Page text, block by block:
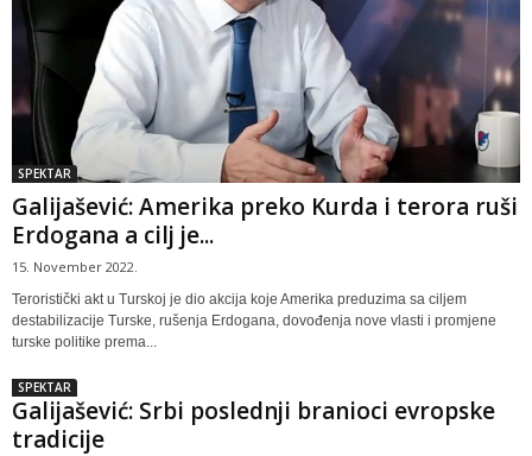
SPEKTAR
Galijašević: Amerika preko Kurda i terora ruši
Erdogana a cilj je...
15. November 2022.
Teroristički akt u Turskoj je dio akcija koje Amerika preduzima sa ciljem
destabilizacije Turske, rušenja Erdogana, dovođenja nove vlasti i promjene
turske politike prema...
SPEKTAR
Galijašević: Srbi poslednji branioci evropske
tradicije